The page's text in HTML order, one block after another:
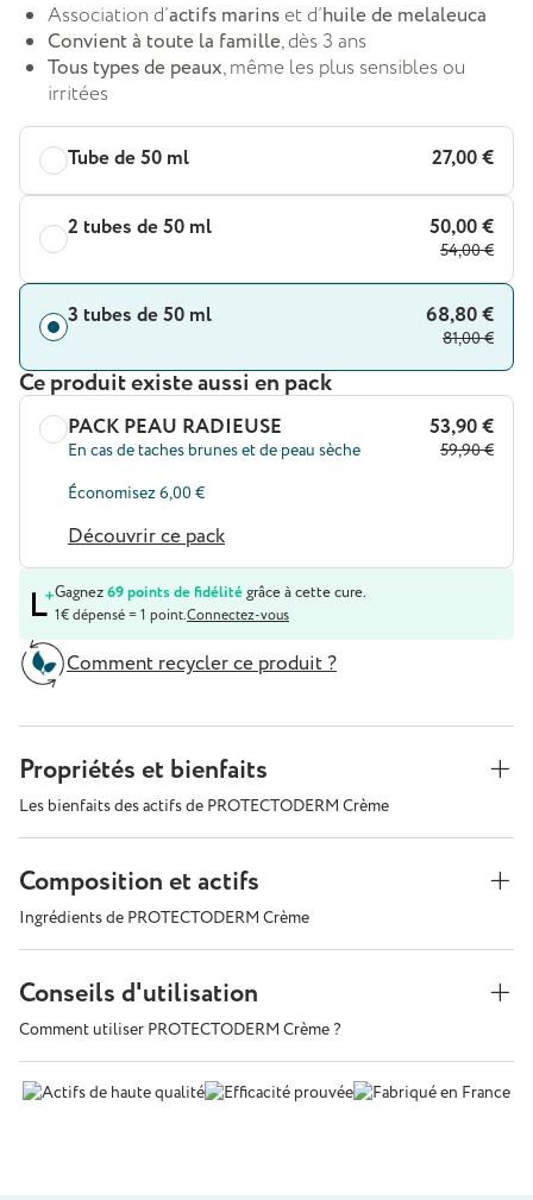
Association d’actifs marinset d’huile de melaleuca
Convient à toute la famille, dès 3 ans
Tous types de peaux, même les plus sensibles ou
irritées
Tube de 50 ml 27,00 €
2 tubes de 50 ml 50,00 €
54,00 €
3 tubes de 50 ml 68,80 €
81,00 €
Ce produit existe aussi en pack
PACK PEAU RADIEUSE
En cas de taches brunes et de peau sèche
Économisez 6,00 €
Découvrir ce pack
53,90 €
59,90 €
Gagnez69 points de fidélitégrâce à cette cure.
1€ dépensé = 1 point.Connectez-vous
Comment recycler ce produit ?
Propriétés et bienfaits
Les bienfaits des actifs de PROTECTODERM Crème
Composition et actifs
Ingrédients de PROTECTODERM Crème
Conseils d'utilisation
Comment utiliser PROTECTODERM Crème ?